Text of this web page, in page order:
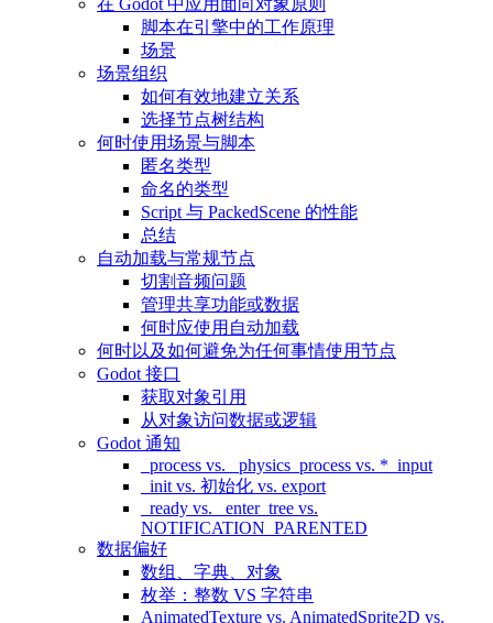
在 Godot 中应用面向对象原则
脚本在引擎中的工作原理
场景
场景组织
如何有效地建立关系
选择节点树结构
何时使用场景与脚本
匿名类型
命名的类型
Script 与 PackedScene 的性能
总结
自动加载与常规节点
切割音频问题
管理共享功能或数据
何时应使用自动加载
何时以及如何避免为任何事情使用节点
Godot 接口
获取对象引用
从对象访问数据或逻辑
Godot 通知
_process vs. _physics_process vs. *_input
_init vs. 初始化 vs. export
_ready vs. _enter_tree vs.
NOTIFICATION_PARENTED
数据偏好
数组、字典、对象
枚举：整数 VS 字符串
AnimatedTexture vs. AnimatedSprite2D vs.